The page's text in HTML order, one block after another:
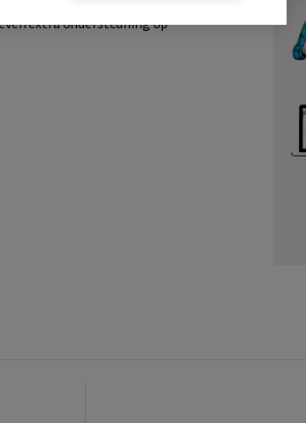
over veel voorkomende
extra ondersteuning op